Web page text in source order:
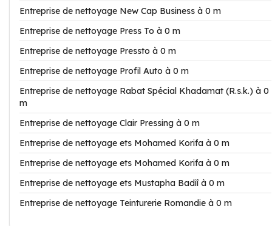
Entreprise de nettoyage New Cap Business à 0 m
Entreprise de nettoyage Press To à 0 m
Entreprise de nettoyage Pressto à 0 m
Entreprise de nettoyage Profil Auto à 0 m
Entreprise de nettoyage Rabat Spécial Khadamat (R.s.k.) à 0
m
Entreprise de nettoyage Clair Pressing à 0 m
Entreprise de nettoyage ets Mohamed Korifa à 0 m
Entreprise de nettoyage ets Mohamed Korifa à 0 m
Entreprise de nettoyage ets Mustapha Badiî à 0 m
Entreprise de nettoyage Teinturerie Romandie à 0 m